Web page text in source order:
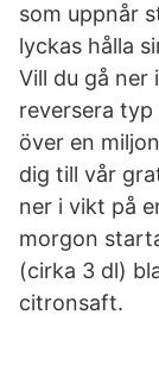
som uppnår
lyckas hålla
Vill du gå ner
reversera typ
över en
dig till vår
ner i vikt på
morgon
(cirka 3 dl)
citronsaft.